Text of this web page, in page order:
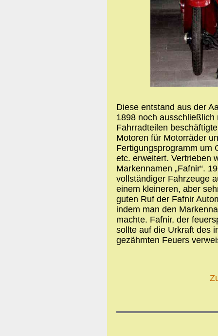
Diese entstand aus der
1898 noch
Fahrradteilen
Motoren für Motorräder
Fertigungsprogramm um
etc. erweitert. Vertrieben
Markennamen „Fafnir“.
vollständiger Fahrzeuge
einem kleineren, aber
guten Ruf der Fafnir
indem man den
machte. Fafnir, der
sollte auf die Urkraft des
gezähmten Feuers